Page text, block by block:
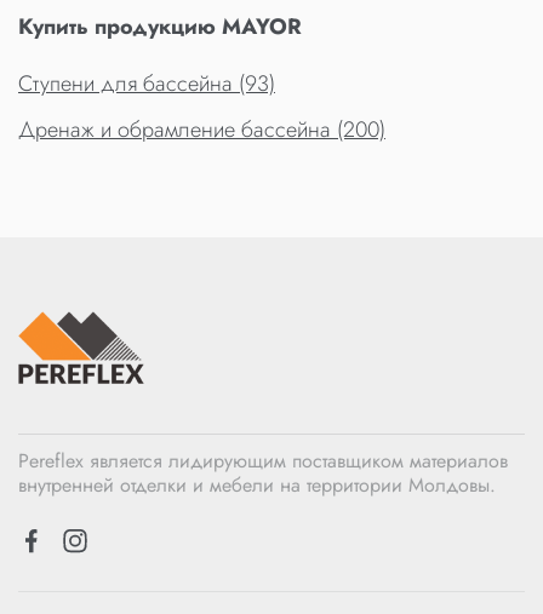
Купить продукцию MAYOR
Ступени для бассейна (93)
Дренаж и обрамление бассейна (200)
Pereflex является лидирующим поставщиком материалов
внутренней отделки и мебели на территории Молдовы.